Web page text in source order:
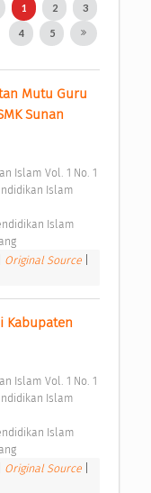
1 2 3
4 5
Mutu Guru
Sunan
Islam
Islam
Original Source
Kabupaten
Islam
Islam
Original Source